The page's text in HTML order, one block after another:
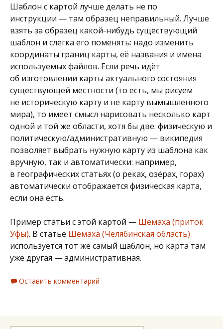
Шаблон с картой лучше делать не по
инструкции — там образец неправильный. Лучше
взять за образец какой-нибудь существующий
шаблон и слегка его поменять: надо изменить
координаты границ карты, её названия и имена
используемых файлов. Если речь идёт
об изготовлении карты актуального состояния
существующей местности (то есть, мы рисуем
не историческую карту и не карту вымышленного
мира), то имеет смысл нарисовать несколько карт
одной и той же области, хотя бы две: физическую и
политическую/административную — википедия
позволяет выбрать нужную карту из шаблона как
вручную, так и автоматически: например,
в географических статьях (о реках, озёрах, горах)
автоматически отображается физическая карта,
если она есть.
Пример статьи с этой картой — Шемаха (приток
Уфы). В статье Шемаха (Челябинская область)
используется тот же самый шаблон, но карта там
уже другая — административная.
Оставить комментарий